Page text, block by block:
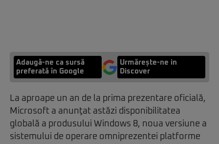
Adaugă-ne ca sursă
preferată în Google
Urmărește-ne in
Discover
La aproape un an de la prima prezentare oficială,
Microsoft a anunţat astăzi disponibilitatea
globală a produsului Windows 8, noua versiune a
sistemului de operare omniprezentei platforme